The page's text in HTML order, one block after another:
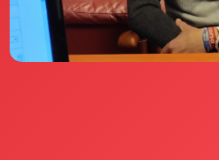
Facebook
YouTube